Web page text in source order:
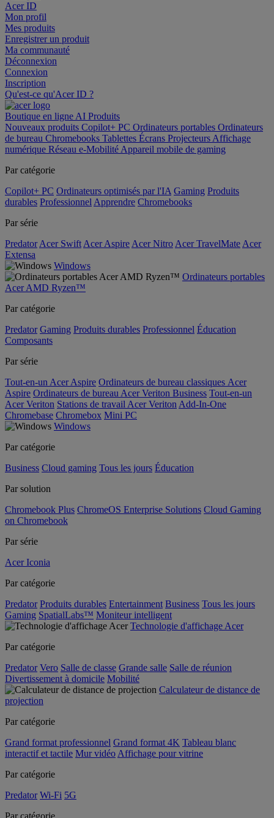
Acer ID
Mon profil
Mes produits
Enregistrer un produit
Ma communauté
Déconnexion
Connexion
Inscription
Qu'est-ce qu'Acer ID ?
Boutique en ligne AI Produits
Nouveaux produits Copilot+ PC Ordinateurs portables Ordinateurs
de bureau Chromebooks Tablettes Écrans Projecteurs Affichage
numérique Réseau e-Mobilité Appareil mobile de gaming
Par catégorie
Copilot+ PC Ordinateurs optimisés par l'IA Gaming Produits
durables Professionnel Apprendre Chromebooks
Par série
Predator Acer Swift Acer Aspire Acer Nitro Acer TravelMate Acer
Extensa
Windows
Ordinateurs portables
Acer AMD Ryzen™
Par catégorie
Predator Gaming Produits durables Professionnel Éducation
Composants
Par série
Tout-en-un Acer Aspire Ordinateurs de bureau classiques Acer
Aspire Ordinateurs de bureau Acer Veriton Business Tout-en-un
Acer Veriton Stations de travail Acer Veriton Add-In-One
Chromebase Chromebox Mini PC
Windows
Par catégorie
Business Cloud gaming Tous les jours Éducation
Par solution
Chromebook Plus ChromeOS Enterprise Solutions Cloud Gaming
on Chromebook
Par série
Acer Iconia
Par catégorie
Predator Produits durables Entertainment Business Tous les jours
Gaming SpatialLabs™ Moniteur intelligent
Technologie d'affichage Acer
Par catégorie
Predator Vero Salle de classe Grande salle Salle de réunion
Divertissement à domicile Mobilité
Calculateur de distance de
projection
Par catégorie
Grand format professionnel Grand format 4K Tableau blanc
interactif et tactile Mur vidéo Affichage pour vitrine
Par catégorie
Predator Wi-Fi 5G
Par catégorie